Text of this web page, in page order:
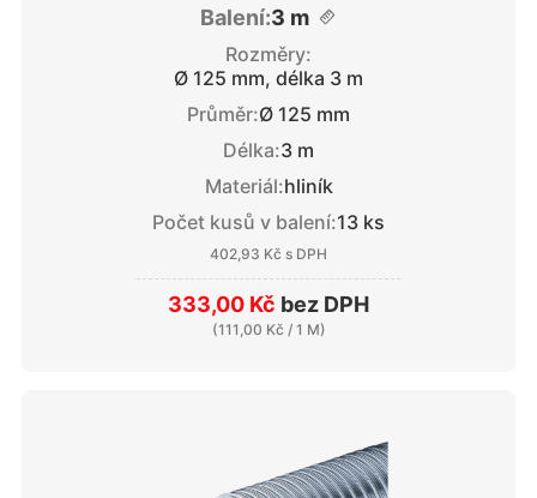
Balení:3 m
Rozměry:
Ø 125 mm, délka 3 m
Průměr:Ø 125 mm
Délka:3 m
Materiál:hliník
Počet kusů v balení:13 ks
402,93 Kč s DPH
333,00 Kč bez DPH
(111,00 Kč / 1 M)